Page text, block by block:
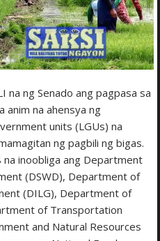
na ng Senado ang pagpasa sa
anim na ahensya ng
units (LGUs) na
ng pagbili ng bigas.
na inoobliga ang Department
(DSWD), Department of
(DILG), Department of
of Transportation
and Natural Resources